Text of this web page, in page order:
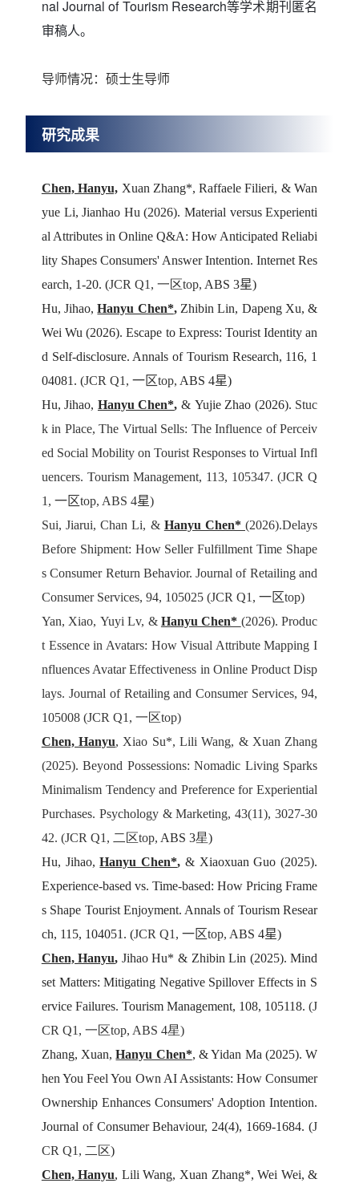
nal Journal of Tourism Research等学术期刊匿名
审稿人。
导师情况：硕士生导师
研究成果
Chen, Hanyu, Xuan Zhang*, Raffaele Filieri, & Wan
yue Li, Jianhao Hu (2026). Material versus Experienti
al Attributes in Online Q&A: How Anticipated Reliabi
lity Shapes Consumers' Answer Intention. Internet Res
earch, 1-20. (JCR Q1, 一区top, ABS 3星)
Hu, Jihao,Hanyu Chen*,Zhibin Lin, Dapeng Xu, &
Wei Wu (2026). Escape to Express: Tourist Identity an
d Self-disclosure. Annals of Tourism Research, 116, 1
04081. (JCR Q1, 一区top, ABS 4星)
Hu, Jihao, Hanyu Chen*,& Yujie Zhao (2026). Stuc
k in Place, The Virtual Sells: The Influence of Perceiv
ed Social Mobility on Tourist Responses to Virtual Infl
uencers. Tourism Management, 113, 105347.(JCR Q
1, 一区top, ABS 4星)
Sui, Jiarui, Chan Li, & Hanyu Chen*(2026).Delays
Before Shipment: How Seller Fulfillment Time Shape
s Consumer Return Behavior. Journal of Retailing and
Consumer Services, 94, 105025 (JCR Q1, 一区top)
Yan, Xiao, Yuyi Lv, & Hanyu Chen* (2026). Produc
t Essence in Avatars: How Visual Attribute Mapping I
nfluences Avatar Effectiveness in Online Product Disp
lays. Journal of Retailing and Consumer Services, 94,
105008 (JCR Q1, 一区top)
Chen,Hanyu, Xiao Su*, Lili Wang, & Xuan Zhang
(2025). Beyond Possessions: Nomadic Living Sparks
Minimalism Tendency and Preference for Experiential
Purchases. Psychology & Marketing, 43(11), 3027-30
42. (JCR Q1, 二区top, ABS 3星)
Hu, Jihao,Hanyu Chen*, & Xiaoxuan Guo (2025).
Experience-based vs. Time-based: How Pricing Frame
s Shape Tourist Enjoyment. Annals of Tourism Resear
ch, 115, 104051. (JCR Q1, 一区top, ABS 4星)
Chen,Hanyu, Jihao Hu* & Zhibin Lin (2025). Mind
set Matters: Mitigating Negative Spillover Effects in S
ervice Failures. Tourism Management, 108, 105118.(J
CR Q1, 一区top, ABS 4星)
Zhang,Xuan,Hanyu Chen*, & Yidan Ma (2025). W
hen You Feel You Own AI Assistants: How Consumer
Ownership Enhances Consumers' Adoption Intention.
Journal of Consumer Behaviour, 24(4), 1669-1684. (J
CR Q1, 二区)
Chen,Hanyu, Lili Wang, Xuan Zhang*, Wei Wei, &